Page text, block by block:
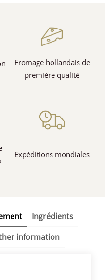
Fromagehollandais de
première qualité
Expéditions mondiales
Ingrédients
information